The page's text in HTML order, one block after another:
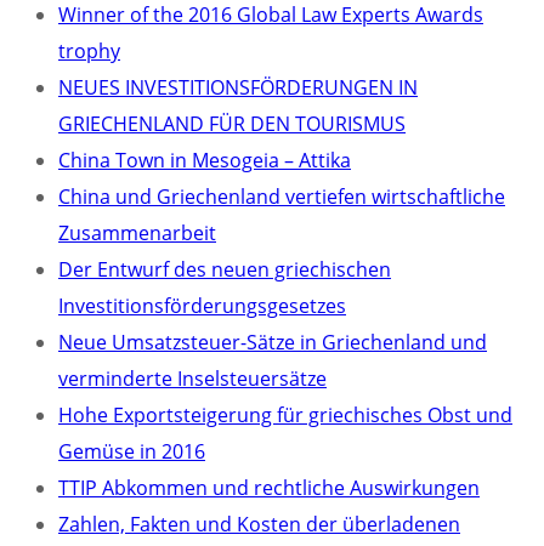
Winner of the 2016 Global Law Experts Awards
trophy
NEUES INVESTITIONSFÖRDERUNGEN IN
GRIECHENLAND FÜR DEN TOURISMUS
China Town in Mesogeia – Attika
China und Griechenland vertiefen wirtschaftliche
Zusammenarbeit
Der Entwurf des neuen griechischen
Investitionsförderungsgesetzes
Neue Umsatzsteuer-Sätze in Griechenland und
verminderte Inselsteuersätze
Hohe Exportsteigerung für griechisches Obst und
Gemüse in 2016
TTIP Abkommen und rechtliche Auswirkungen
Zahlen, Fakten und Kosten der überladenen